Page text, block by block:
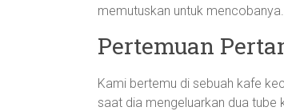
memutuskan untuk mencobanya.
Pertemuan
Kami bertemu di sebuah kafe
saat dia mengeluarkan dua tube